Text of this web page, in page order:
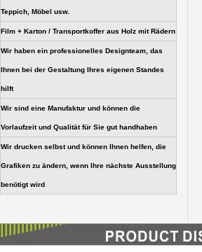
Teppich, Möbel usw.
Film + Karton / Transportkoffer aus Holz mit Rädern
Wir haben ein professionelles Designteam, das
Ihnen bei der Gestaltung Ihres eigenen Standes
hilft
Wir sind eine Manufaktur und können die
Vorlaufzeit und Qualität für Sie gut handhaben
Wir drucken selbst und können Ihnen helfen, die
Grafiken zu ändern, wenn Ihre nächste Ausstellung
benötigt wird